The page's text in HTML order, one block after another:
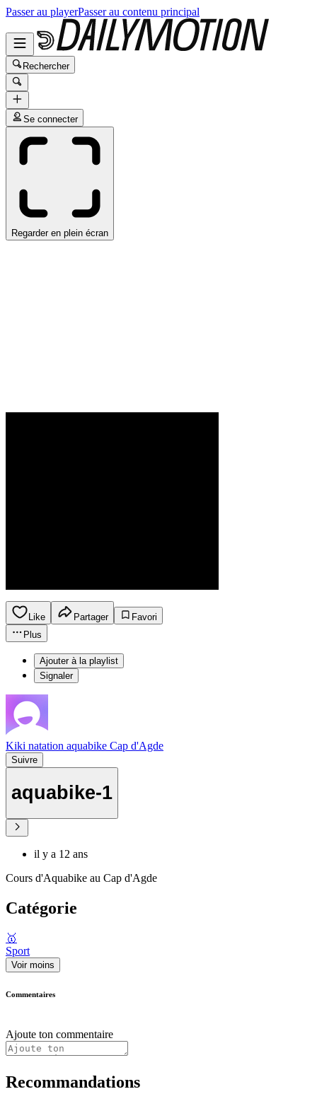
Passer au playerPasser au contenu principal
Rechercher
Se connecter
Regarder en plein écran
Like Partager
Favori
Plus
Ajouter à la playlist
Signaler
Kiki natation aquabike Cap d'Agde
Suivre
aquabike-1
il y a 12 ans
Cours d'Aquabike au Cap d'Agde
Catégorie
🥇
Sport
Voir moins
Commentaires
Ajoute ton commentaire
Recommandations